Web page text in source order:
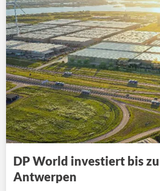
DP World investiert bis
Antwerpen